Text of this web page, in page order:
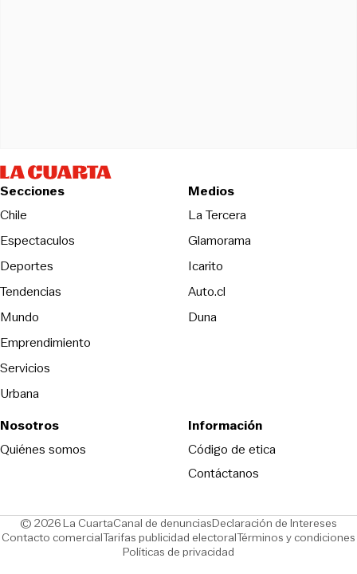
Secciones
Chile
Espectaculos
Deportes
Tendencias
Mundo
Emprendimiento
Servicios
Urbana
Medios
La TerceraOpens in new
Glamorama
Icarito
Auto.cl
DunaOpens in new window
Nosotros
Quiénes somos
Información
Código de eticaOpens in new
Contáctanos
© 2026 La CuartaCanal de denunciasOpens in new window
Declaración de Intereses
Contacto comercialOpens in new window
Tarifas publicidad electoralOpens in new window
Términos y condiciones
Políticas de privacidad